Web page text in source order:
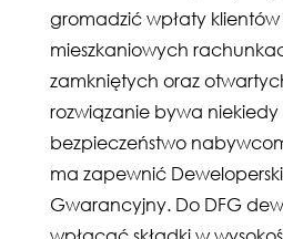
gromadzić wpłaty
mieszkaniowych
zamkniętych oraz
rozwiązanie bywa niekiedy
bezpieczeństwo
ma zapewnić
Gwarancyjny. Do DFG